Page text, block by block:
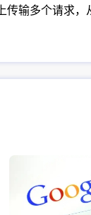
输多个请求